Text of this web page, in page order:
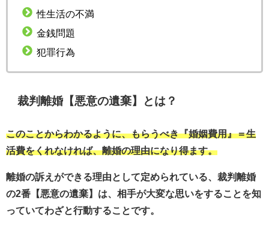
性生活の不満
金銭問題
犯罪行為
裁判離婚【悪意の遺棄】とは？
このことからわかるように、もらうべき『婚姻費用』＝生
活費をくれなければ、離婚の理由になり得ます。
離婚の訴えができる理由として定められている、裁判離婚
の2番【悪意の遺棄】は、相手が大変な思いをすることを知
っていてわざと行動することです。